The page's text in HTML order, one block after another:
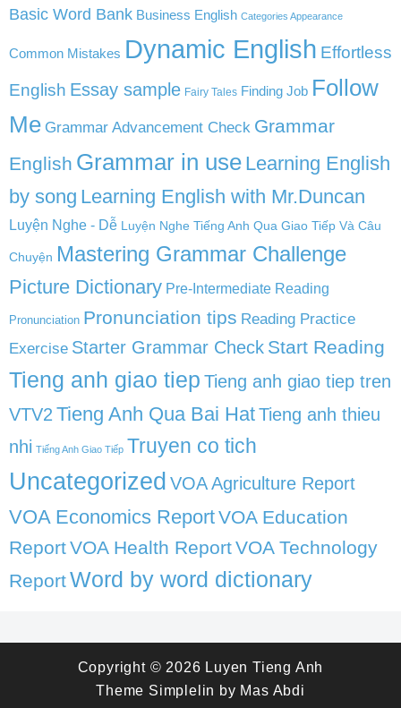
Basic Word Bank Business English Categories Appearance
Common Mistakes Dynamic English Effortless
English Essay sample Fairy Tales Finding Job Follow
Me Grammar Advancement Check Grammar
English Grammar in use Learning English
by song Learning English with Mr.Duncan
Luyện Nghe - Dễ Luyện Nghe Tiếng Anh Qua Giao Tiếp Và Câu
Chuyện Mastering Grammar Challenge
Picture Dictionary Pre-Intermediate Reading
Pronunciation Pronunciation tips Reading Practice
Exercise Starter Grammar Check Start Reading
Tieng anh giao tiep Tieng anh giao tiep tren
VTV2 Tieng Anh Qua Bai HatTieng anh thieu
nhi Tiếng Anh Giao Tiếp Truyen co tich
Uncategorized VOA Agriculture Report
VOA Economics ReportVOA Education
ReportVOA Health ReportVOA Technology
ReportWord by word dictionary
Copyright © 2026 Luyen Tieng Anh
Theme Simplelin by Mas Abdi